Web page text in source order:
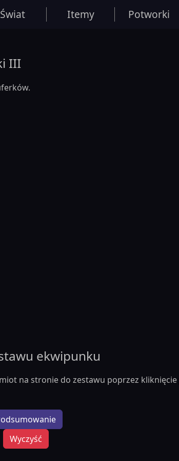
Świat Itemy Potworki
III
ekwipunku
na stronie do zestawu poprzez kliknięcie
Wyczyść